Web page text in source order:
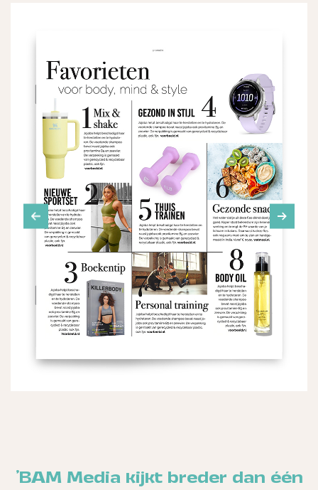
'BAM Media kijkt breder dan één